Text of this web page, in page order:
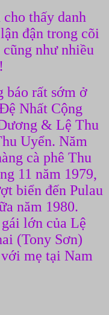
thấy danh
đận trong cõi
như nhiều
báo rất sớm ở
Nhất Cộng
& Lệ Thu
Uyển. Năm
cà phê Thu
11 năm 1979,
biển đến Pulau
năm 1980.
lớn của Lệ
(Tony Sơn)
mẹ tại Nam